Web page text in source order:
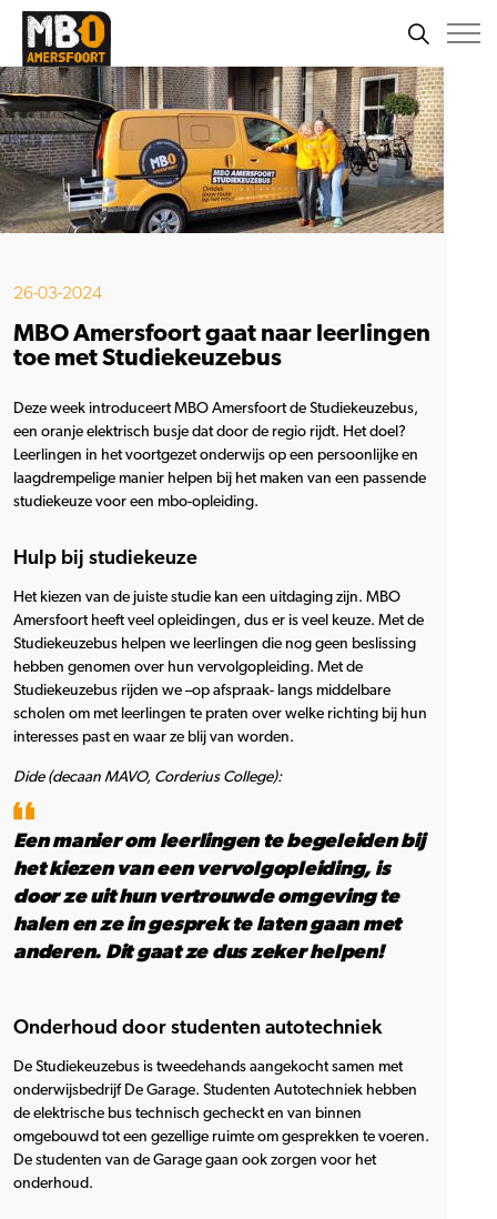
26-03-2024
MBO Amersfoort gaat naar leerlingen
toe met Studiekeuzebus
Deze week introduceert MBO Amersfoort de Studiekeuzebus,
een oranje elektrisch busje dat door de regio rijdt. Het doel?
Leerlingen in het voortgezet onderwijs op een persoonlijke en
laagdrempelige manier helpen bij het maken van een passende
studiekeuze voor een mbo-opleiding.
Hulp bij studiekeuze
Het kiezen van de juiste studie kan een uitdaging zijn. MBO
Amersfoort heeft veel opleidingen, dus er is veel keuze. Met de
Studiekeuzebus helpen we leerlingen die nog geen beslissing
hebben genomen over hun vervolgopleiding. Met de
Studiekeuzebus rijden we –op afspraak- langs middelbare
scholen om met leerlingen te praten over welke richting bij hun
interesses past en waar ze blij van worden.
Dide (decaan MAVO, Corderius College):
Een manier om leerlingen te begeleiden bij
het kiezen van een vervolgopleiding, is
door ze uit hun vertrouwde omgeving te
halen en ze in gesprek te laten gaan met
anderen. Dit gaat ze dus zeker helpen!
Onderhoud door studenten autotechniek
De Studiekeuzebus is tweedehands aangekocht samen met
onderwijsbedrijf De Garage. Studenten Autotechniek hebben
de elektrische bus technisch gecheckt en van binnen
omgebouwd tot een gezellige ruimte om gesprekken te voeren.
De studenten van de Garage gaan ook zorgen voor het
onderhoud.